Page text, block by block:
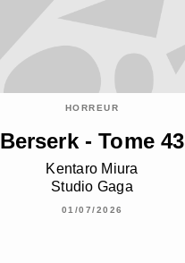
HORREUR
Berserk - Tome 43
Kentaro Miura
Studio Gaga
01/07/2026